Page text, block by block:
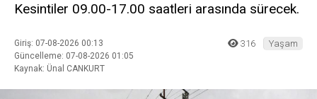
Kesintiler 09.00-17.00 saatleri arasında sürecek.
Giriş: 07-08-2026 00:13
Güncelleme: 07-08-2026 01:05
Kaynak: Ünal CANKURT
316 Yaşam